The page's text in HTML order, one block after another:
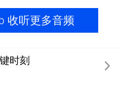
收听更多音频
时刻